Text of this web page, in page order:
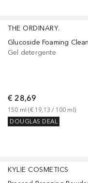
THE ORDINARY.
Glucoside Foaming
Gel detergente
€ 28,69
150 ml (€ 19,13 / 100 ml)
DOUGLAS DEAL
KYLIE COSMETICS